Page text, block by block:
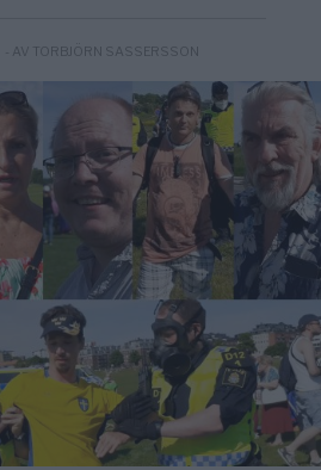
- AV TORBJÖRN SASSERSSON